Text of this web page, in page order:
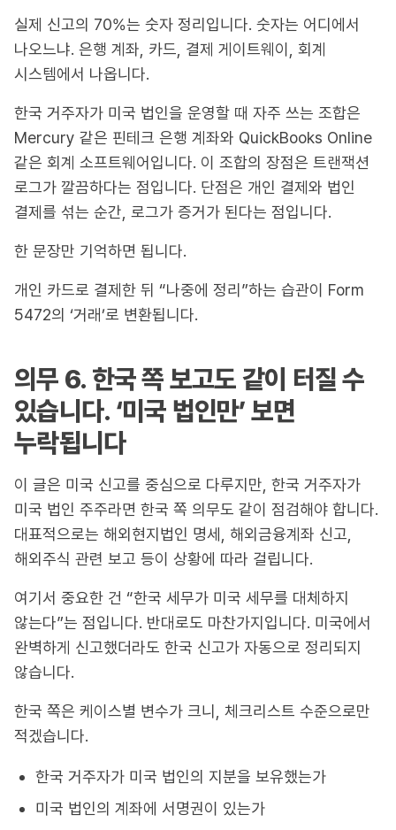
실제 신고의 70%는 숫자 정리입니다. 숫자는 어디에서
나오느냐. 은행 계좌, 카드, 결제 게이트웨이, 회계
시스템에서 나옵니다.
한국 거주자가 미국 법인을 운영할 때 자주 쓰는 조합은
Mercury 같은 핀테크 은행 계좌와 QuickBooks Online
같은 회계 소프트웨어입니다. 이 조합의 장점은 트랜잭션
로그가 깔끔하다는 점입니다. 단점은 개인 결제와 법인
결제를 섞는 순간, 로그가 증거가 된다는 점입니다.
한 문장만 기억하면 됩니다.
개인 카드로 결제한 뒤 “나중에 정리”하는 습관이 Form
5472의 ‘거래’로 변환됩니다.
의무 6. 한국 쪽 보고도 같이 터질 수
있습니다. ‘미국 법인만’ 보면
누락됩니다
이 글은 미국 신고를 중심으로 다루지만, 한국 거주자가
미국 법인 주주라면 한국 쪽 의무도 같이 점검해야 합니다.
대표적으로는 해외현지법인 명세, 해외금융계좌 신고,
해외주식 관련 보고 등이 상황에 따라 걸립니다.
여기서 중요한 건 “한국 세무가 미국 세무를 대체하지
않는다”는 점입니다. 반대로도 마찬가지입니다. 미국에서
완벽하게 신고했더라도 한국 신고가 자동으로 정리되지
않습니다.
한국 쪽은 케이스별 변수가 크니, 체크리스트 수준으로만
적겠습니다.
한국 거주자가 미국 법인의 지분을 보유했는가
미국 법인의 계좌에 서명권이 있는가